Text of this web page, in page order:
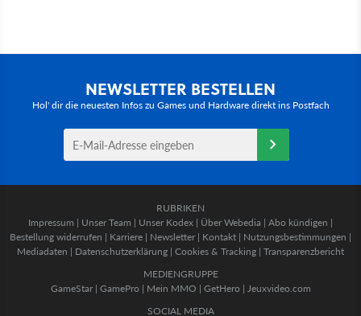
NEWSLETTER BESTELLEN
Hol' dir die neuesten Infos zu Games und Hardware direkt ins Postfach
RUBRIKEN
Impressum | Unser Team | Unser Kodex | Über Webedia | Abo kündigen |
Bestellung widerrufen | Karriere | Newsletter | Kontakt | Nutzungsbestimmungen |
Mediadaten | Datenschutzerklärung | Cookies & Tracking | Transparenzbericht
MEDIENGRUPPE
GameStar| GamePro | Mein MMO | GetHero | Jeuxvideo.com
SOCIAL MEDIA